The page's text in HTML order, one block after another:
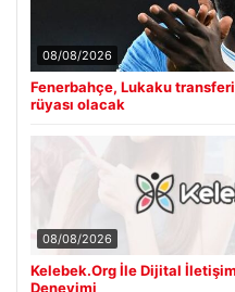
08/08/2026
Fenerbahçe, Lukaku
rüyası olacak
08/08/2026
Kelebek.Org İle Dijital
Deneyimi